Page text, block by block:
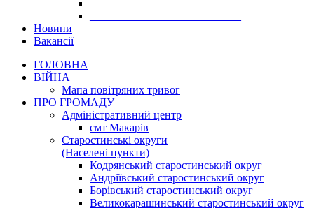
Новини
Вакансії
ГОЛОВНА
ВІЙНА
Мапа повітряних тривог
ПРО ГРОМАДУ
Aдміністративний центр
смт Макарів
Старостинські округи
(Населені пункти)
Кодрянський старостинський округ
Андріївський старостинський округ
Борівський старостинський округ
Великокарашинський старостинський округ